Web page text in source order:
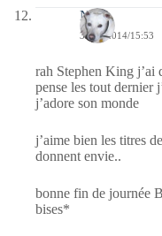
Nays
30/12/2014/15:53
rah Stephen King j’ai
pense les tout dernier
j’adore son monde
j’aime bien les titres
donnent envie..
bonne fin de journée
bises*